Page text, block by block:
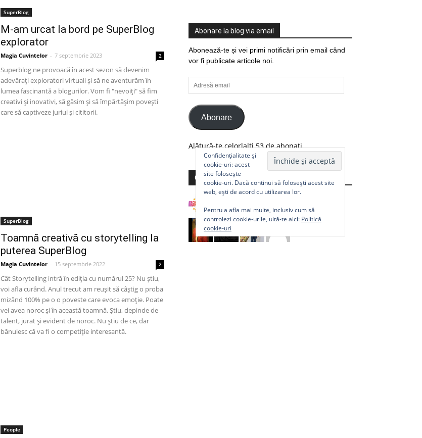
SuperBlog
M-am urcat la bord pe SuperBlog
explorator
Magia Cuvintelor - 7 septembrie 2023 2
Superblog ne provoacă în acest sezon să devenim
adevărați exploratori virtuali și să ne aventurăm în
lumea fascinantă a blogurilor. Vom fi "nevoiți" să fim
creativi și inovativi, să găsim și să împărtășim povești
care să captiveze juriul și cititorii.
SuperBlog
Toamnă creativă cu storytelling la
puterea SuperBlog
Magia Cuvintelor - 15 septembrie 2022 2
Cât Storytelling intră în ediția cu numărul 25? Nu știu,
voi afla curând. Anul trecut am reușit să câștig o proba
mizând 100% pe o o poveste care evoca emoție. Poate
vei avea noroc și în această toamnă. Știu, depinde de
talent, jurat și evident de noroc. Nu știu de ce, dar
bănuiesc că va fi o competiție interesantă.
People
Abonare la blog via email
Abonează-te și vei primi notificări prin email când
vor fi publicate articole noi.
Adresă
email
Abonare
Alătură-te celorlalți 53 de abonați.
Comunitate
Confidențialitate și
cookie-uri: acest
site folosește
cookie-uri. Dacă continui să folosești acest site
web, ești de acord cu utilizarea lor.
Pentru a afla mai multe, inclusiv cum să
controlezi cookie-urile, uită-te aici: Politică
cookie-uri